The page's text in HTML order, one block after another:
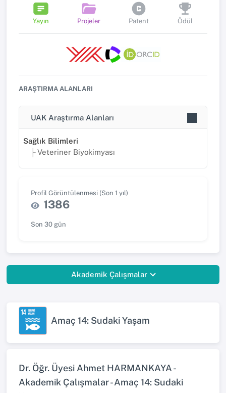
Yayın Projeler Patent Ödül
ARAŞTIRMA ALANLARI
UAK Araştırma Alanları
Sağlık Bilimleri
Veteriner Biyokimyası
Profil Görüntülenmesi (Son 1 yıl)
1386
Son 30 gün
Akademik Çalışmalar
Amaç 14: Sudaki Yaşam
Dr. Öğr. Üyesi Ahmet HARMANKAYA -
Akademik Çalışmalar - Amaç 14: Sudaki